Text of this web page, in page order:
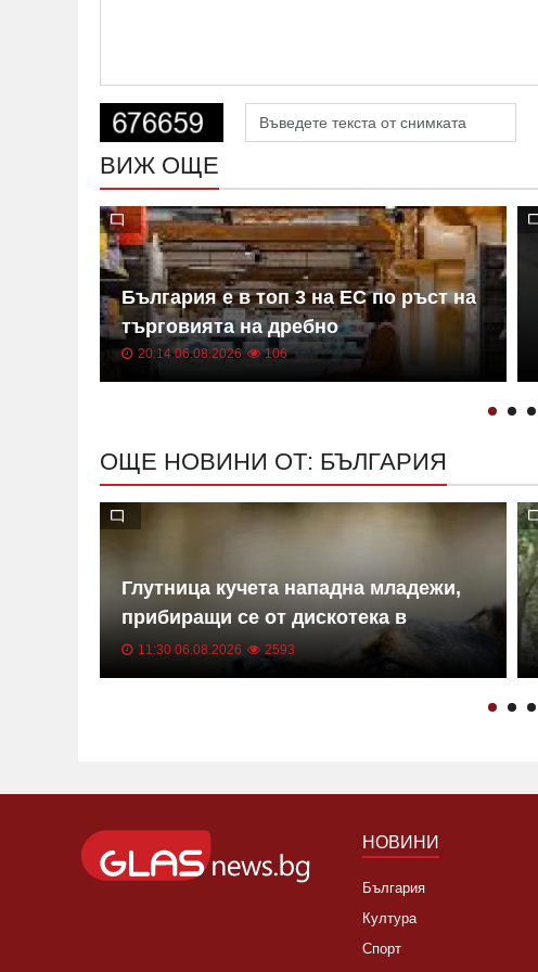
ВИЖ ОЩЕ
България е в топ 3 на ЕС по ръст на
търговията на дребно
20:14 06.08.2026 106
ОЩЕ НОВИНИ ОТ: БЪЛГАРИЯ
Глутница кучета нападна младежи,
прибиращи се от дискотека в
София
11:30 06.08.2026 2593
НОВИНИ
България
Култура
Спорт